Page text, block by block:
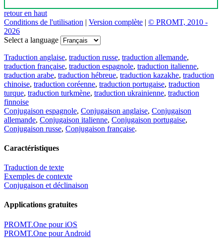
retour en haut
Conditions de l'utilisation | Version complète | © PROMT, 2010 -
2026
Select a language
Traduction anglaise, traduction russe, traduction allemande,
traduction française, traduction espagnole, traduction italienne,
traduction arabe, traduction hébreue, traduction kazakhe, traduction
chinoise, traduction coréenne, traduction portugaise, traduction
turque, traduction turkmène, traduction ukrainienne, traduction
finnoise
Conjugaison espagnole, Conjugaison anglaise, Conjugaison
allemande, Conjugaison italienne, Conjugaison portugaise,
Conjugaison russe, Conjugaison française.
Caractéristiques
Traduction de texte
Exemples de contexte
Conjugaison et déclinaison
Applications gratuites
PROMT.One pour iOS
PROMT.One pour Android